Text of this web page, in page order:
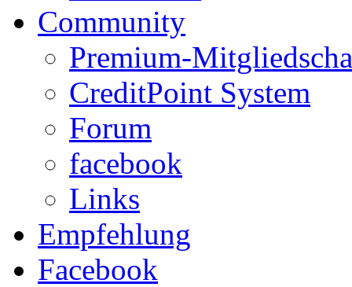
Community
Premium-
CreditPoint System
Forum
facebook
Links
Empfehlung
Facebook